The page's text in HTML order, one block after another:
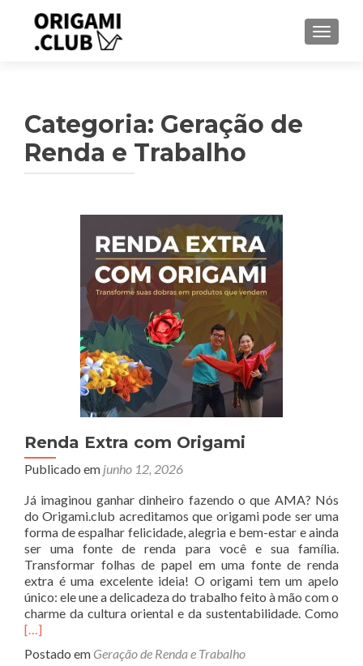
Categoria: Geração de
Renda e Trabalho
Renda Extra com Origami
Publicado em junho 12, 2026
Já imaginou ganhar dinheiro fazendo o que AMA? Nós
do Origami.club acreditamos que origami pode ser uma
forma de espalhar felicidade, alegria e bem-estar e ainda
ser uma fonte de renda para você e sua família.
Transformar folhas de papel em uma fonte de renda
extra é uma excelente ideia! O origami tem um apelo
único: ele une a delicadeza do trabalho feito à mão com o
charme da cultura oriental e da sustentabilidade. Como
[…]
Postado em Geração de Renda e Trabalho